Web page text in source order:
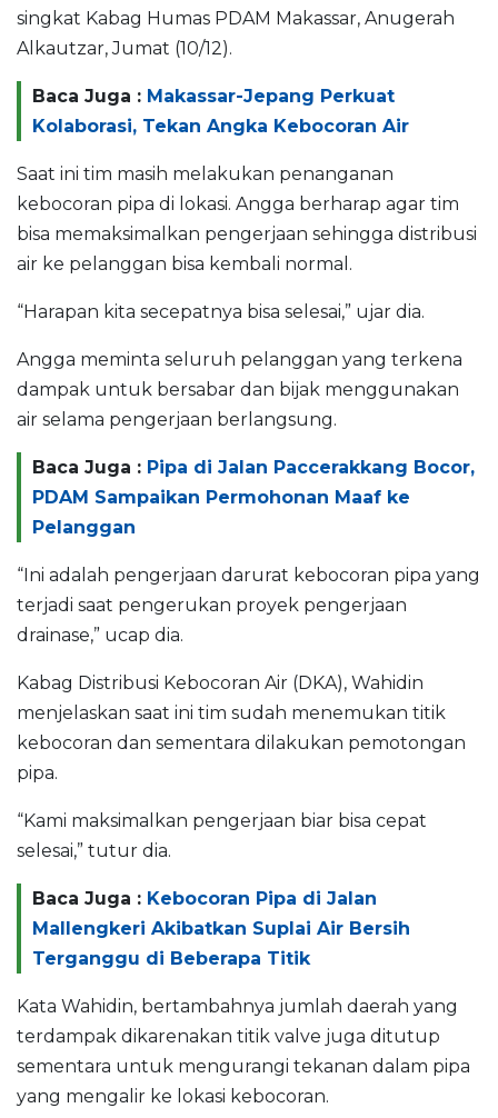
singkat Kabag Humas PDAM Makassar, Anugerah
Alkautzar, Jumat (10/12).
Baca Juga : Makassar-Jepang Perkuat
Kolaborasi, Tekan Angka Kebocoran Air
Saat ini tim masih melakukan penanganan
kebocoran pipa di lokasi. Angga berharap agar tim
bisa memaksimalkan pengerjaan sehingga distribusi
air ke pelanggan bisa kembali normal.
“Harapan kita secepatnya bisa selesai,” ujar dia.
Angga meminta seluruh pelanggan yang terkena
dampak untuk bersabar dan bijak menggunakan
air selama pengerjaan berlangsung.
Baca Juga : Pipa di Jalan Paccerakkang Bocor,
PDAM Sampaikan Permohonan Maaf ke
Pelanggan
“Ini adalah pengerjaan darurat kebocoran pipa yang
terjadi saat pengerukan proyek pengerjaan
drainase,” ucap dia.
Kabag Distribusi Kebocoran Air (DKA), Wahidin
menjelaskan saat ini tim sudah menemukan titik
kebocoran dan sementara dilakukan pemotongan
pipa.
“Kami maksimalkan pengerjaan biar bisa cepat
selesai,” tutur dia.
Baca Juga : Kebocoran Pipa di Jalan
Mallengkeri Akibatkan Suplai Air Bersih
Terganggu di Beberapa Titik
Kata Wahidin, bertambahnya jumlah daerah yang
terdampak dikarenakan titik valve juga ditutup
sementara untuk mengurangi tekanan dalam pipa
yang mengalir ke lokasi kebocoran.